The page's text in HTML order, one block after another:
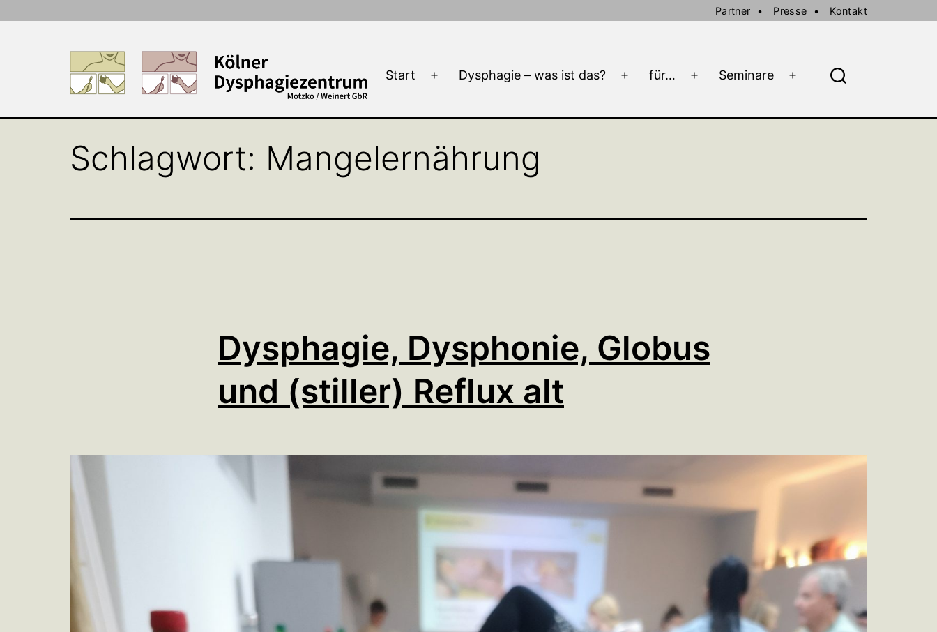
Partner Presse Kontakt
Start
Menü
Dysphagie – was ist das?
Menü
für…
Menü
Seminare
Schlagwort: Mangelernährung
Dysphagie, Dysphonie, Globus
und (stiller) Reflux alt